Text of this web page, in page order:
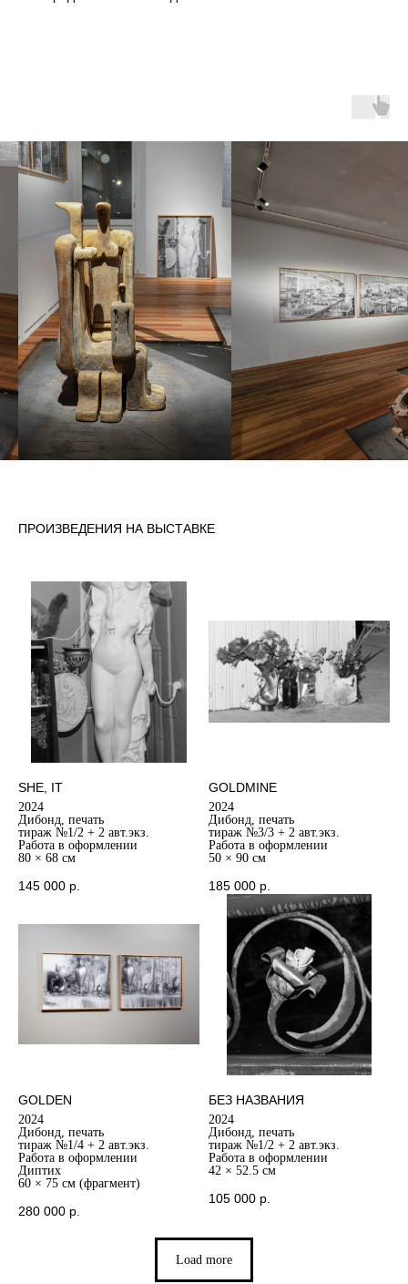
ПРОИЗВЕДЕНИЯ НА ВЫСТАВКЕ
SHE, IT
2024
Дибонд, печать
тираж №1/2 + 2 авт.экз.
Работа в оформлении
80 × 68 см
145 000 р.
GOLDMINE
2024
Дибонд, печать
тираж №3/3 + 2 авт.экз.
Работа в оформлении
50 × 90 см
185 000 р.
GOLDEN
2024
Дибонд, печать
тираж №1/4 + 2 авт.экз.
Работа в оформлении
Диптих
60 × 75 см (фрагмент)
280 000 р.
БЕЗ НАЗВАНИЯ
2024
Дибонд, печать
тираж №1/2 + 2 авт.экз.
Работа в оформлении
42 × 52.5 см
105 000 р.
Load more